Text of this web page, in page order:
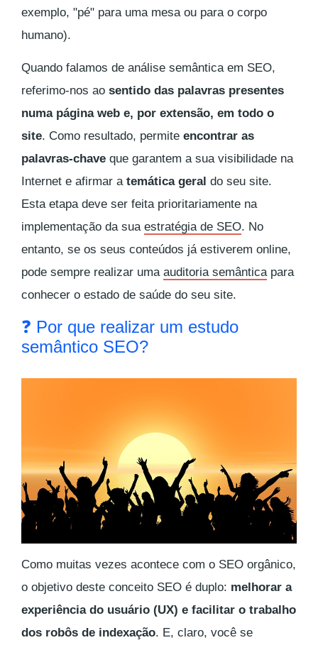
exemplo, "pé" para uma mesa ou para o corpo
humano).
Quando falamos de análise semântica em SEO,
referimo-nos ao sentido das palavras presentes
numa página web e, por extensão, em todo o
site. Como resultado, permite encontrar as
palavras-chave que garantem a sua visibilidade na
Internet e afirmar a temática geral do seu site.
Esta etapa deve ser feita prioritariamente na
implementação da sua estratégia de SEO. No
entanto, se os seus conteúdos já estiverem online,
pode sempre realizar uma auditoria semântica para
conhecer o estado de saúde do seu site.
❓ Por que realizar um estudo
semântico SEO?
Como muitas vezes acontece com o SEO orgânico,
o objetivo deste conceito SEO é duplo: melhorar a
experiência do usuário (UX) e facilitar o trabalho
dos robôs de indexação. E, claro, você se